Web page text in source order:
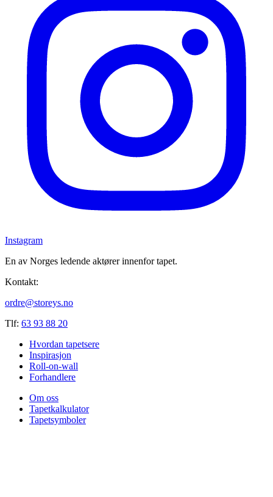
Instagram
En av Norges ledende aktører innenfor tapet.
Kontakt:
ordre@storeys.no
Tlf: 63 93 88 20
Hvordan tapetsere
Inspirasjon
Roll-on-wall
Forhandlere
Om oss
Tapetkalkulator
Tapetsymboler